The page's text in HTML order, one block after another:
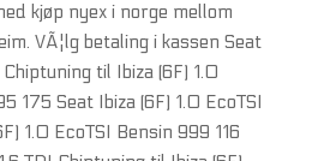
kjøp nyex i norge mellom
VÃ¦lg betaling i kassen Seat
til Ibiza (6F) 1.0
175 Seat Ibiza (6F) 1.0 EcoTSI
1.0 EcoTSI Bensin 999 116